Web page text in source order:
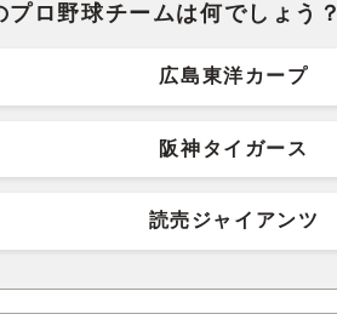
プロ野球チームは何でしょう？
広島東洋カープ
阪神タイガース
読売ジャイアンツ